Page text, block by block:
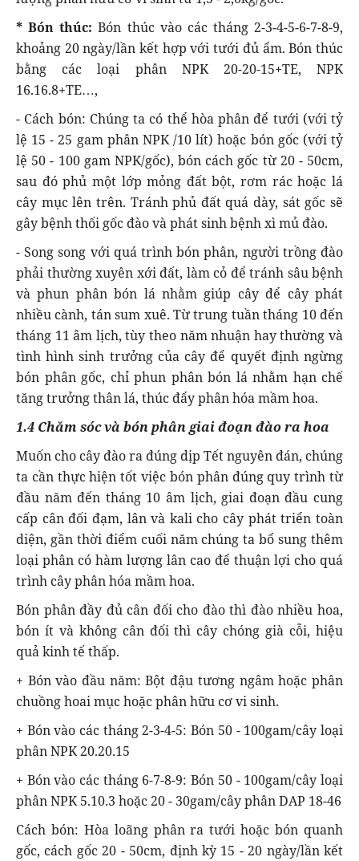
* Bón thúc:Bón thúc vào các tháng 2-3-4-5-6-7-8-9,
khoảng 20 ngày/lần kết hợp với tưới đủ ẩm. Bón thúc
bằng các loại phân NPK 20-20-15+TE, NPK
16.16.8+TE…,
- Cách bón: Chúng ta có thể hòa phân để tưới (với tỷ
lệ 15 - 25 gam phân NPK /10 lít) hoặc bón gốc (với tỷ
lệ 50 - 100 gam NPK/gốc), bón cách gốc từ 20 - 50cm,
sau đó phủ một lớp mỏng đất bột, rơm rác hoặc lá
cây mục lên trên. Tránh phủ đất quá dày, sát gốc sẽ
gây bệnh thối gốc đào và phát sinh bệnh xì mủ đào.
- Song song với quá trình bón phân, người trồng đào
phải thường xuyên xới đất, làm cỏ để tránh sâu bệnh
và phun phân bón lá nhằm giúp cây để cây phát
nhiều cành, tán sum xuê. Từ trung tuần tháng 10 đến
tháng 11 âm lịch, tùy theo năm nhuận hay thường và
tình hình sinh trưởng của cây để quyết định ngừng
bón phân gốc, chỉ phun phân bón lá nhằm hạn chế
tăng trưởng thân lá, thúc đẩy phân hóa mầm hoa.
1.4 Chăm sóc và bón phân giai đoạn đào ra hoa
Muốn cho cây đào ra đúng dịp Tết nguyên đán, chúng
ta cần thực hiện tốt việc bón phân đúng quy trình từ
đầu năm đến tháng 10 âm lịch, giai đoạn đầu cung
cấp cân đối đạm, lân và kali cho cây phát triển toàn
diện, gần thời điểm cuối năm chúng ta bổ sung thêm
loại phân có hàm lượng lân cao để thuận lợi cho quá
trình cây phân hóa mầm hoa.
Bón phân đầy đủ cân đối cho đào thì đào nhiều hoa,
bón ít và không cân đối thì cây chóng già cỗi, hiệu
quả kinh tế thấp.
+ Bón vào đầu năm: Bột đậu tương ngâm hoặc phân
chuồng hoai mục hoặc phân hữu cơ vi sinh.
+ Bón vào các tháng 2-3-4-5: Bón 50 - 100gam/cây loại
phân NPK 20.20.15
+ Bón vào các tháng 6-7-8-9: Bón 50 - 100gam/cây loại
phân NPK 5.10.3 hoặc 20 - 30gam/cây phân DAP 18-46
Cách bón: Hòa loãng phân ra tưới hoặc bón quanh
gốc, cách gốc 20 - 50cm, định kỳ 15 - 20 ngày/lần kết